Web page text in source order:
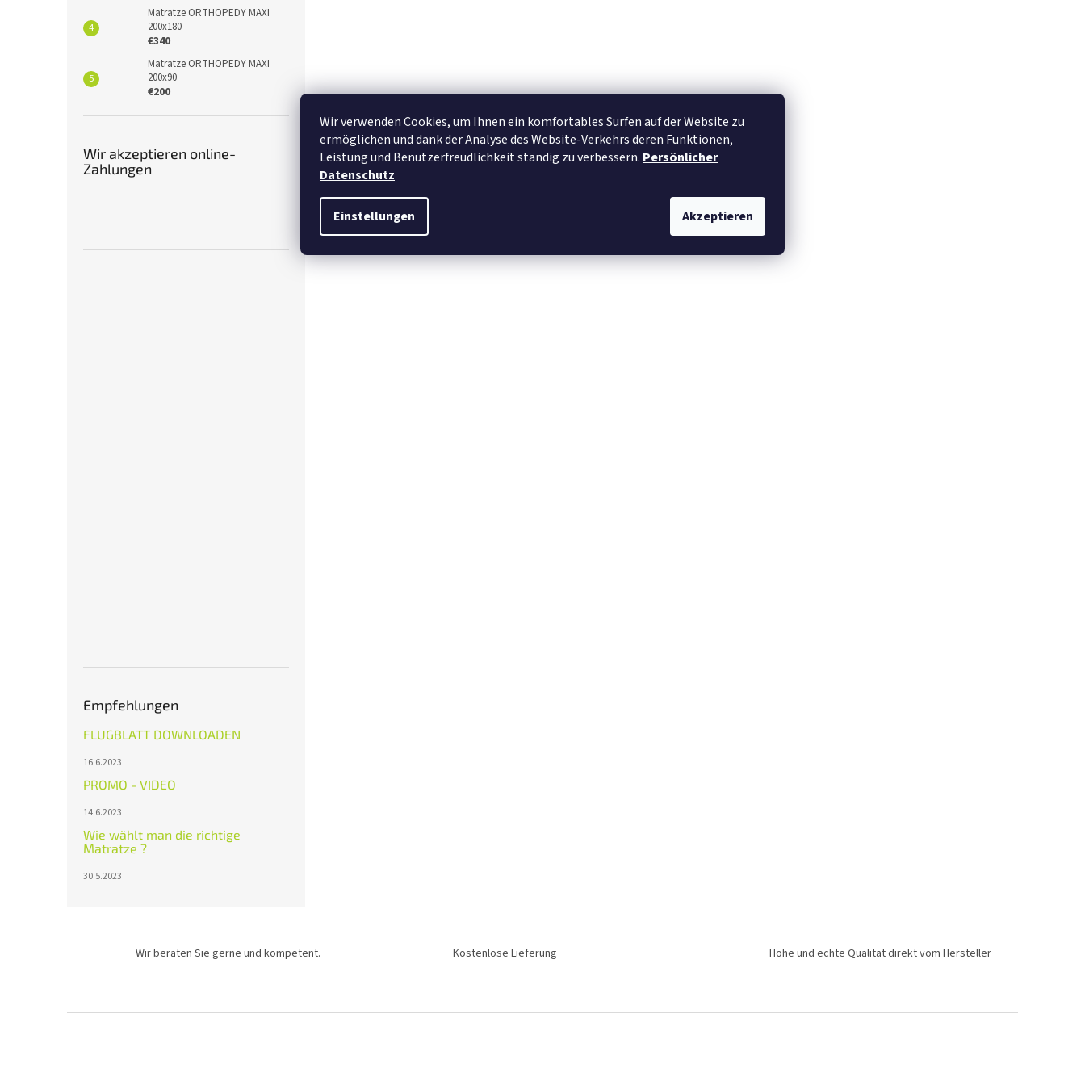
Wir verwenden Cookies, um Ihnen ein komfortables Surfen auf der Website zu
ermöglichen und dank der Analyse des Website-Verkehrs deren Funktionen,
Leistung und Benutzerfreudlichkeit ständig zu verbessern. Persönlicher
Datenschutz
Einstellungen Akzeptieren
Matratze ORTHOPEDY MAXI
200x180
€340
Matratze ORTHOPEDY MAXI
200x90
€200
Wir akzeptieren online-
Zahlungen
Empfehlungen
FLUGBLATT DOWNLOADEN
16.6.2023
PROMO - VIDEO
14.6.2023
Wie wählt man die richtige
Matratze ?
30.5.2023
Wir beraten Sie gerne und kompetent. Kostenlose Lieferung Hohe und echte Qualität direkt vom Hersteller